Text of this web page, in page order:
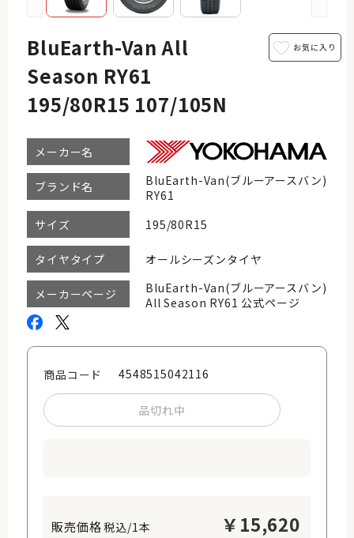
BluEarth-Van All
Season RY61
195/80R15 107/105N
メーカー名
ブランド名
BluEarth-Van(ブルーアースバン)
RY61
サイズ
195/80R15
タイヤタイプ オールシーズンタイヤ
メーカーページ
BluEarth-Van(ブルーアースバン)
All Season RY61 公式ページ
商品コード 4548515042116
品切れ中
税込/1本 ￥ 15,620